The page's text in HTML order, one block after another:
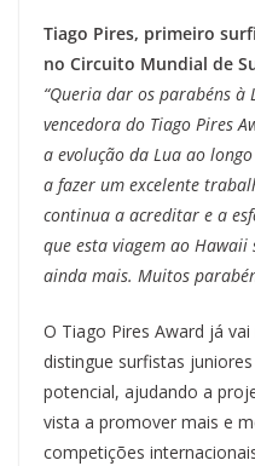
Tiago Pires, primeiro
no Circuito Mundial de
“Queria dar os parabéns à
vencedora do Tiago Pires
a evolução da Lua ao
a fazer um excelente
continua a acreditar e a
que esta viagem ao
ainda mais. Muitos
O Tiago Pires Award já vai
distingue surfistas
potencial, ajudando a
vista a promover mais e
competições